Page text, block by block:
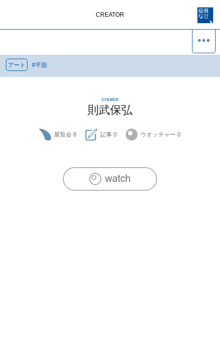
CREATOR
アート #平面
creator
則武保弘
展覧会 8 記事 0 ウオッチャー 0